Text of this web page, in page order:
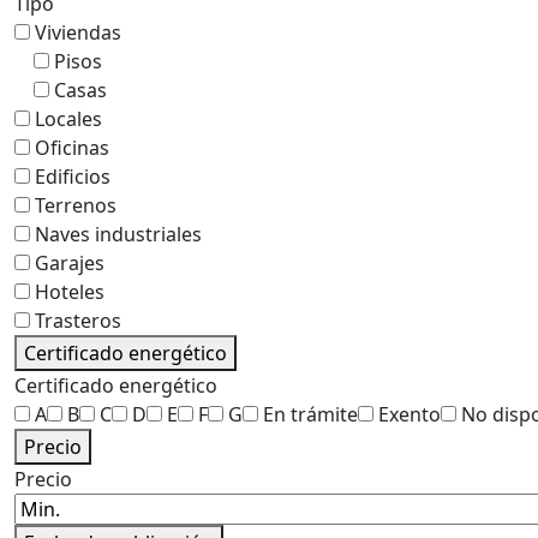
Viviendas
Pisos
Casas
Locales
Oficinas
Edificios
Terrenos
Naves industriales
Garajes
Hoteles
Trasteros
Certificado energético
Certificado energético
A
B C D E F G En trámite Exento
No
Precio
Precio